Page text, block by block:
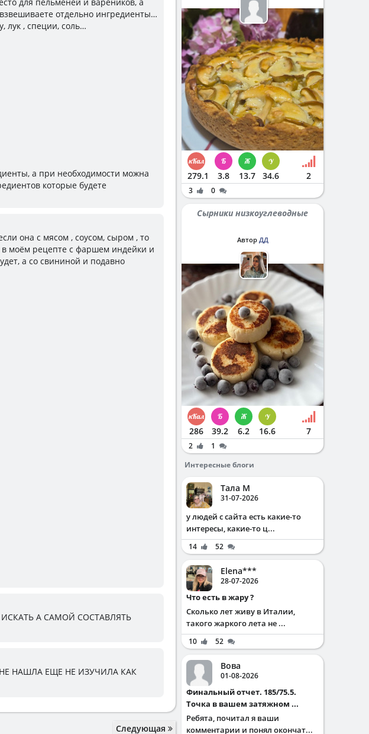
отдельно ингредиенты…
лук , специи, соль…
а при необходимости можна
которые будете
она с мясом , соусом, сыром , то
моём рецепте с фаршем индейки и
а со свининой и подавно
А САМОЙ СОСТАВЛЯТЬ
НАШЛА ЕЩЕ НЕ ИЗУЧИЛА КАК
Следующая
279.1 3.8 13.7 34.6 2
3 0
Сырники низкоуглеводные
Автор ДД
286 39.2 6.2 16.6 7
2
1
Интересные блоги
Тала М
31-07-2026
у людей с сайта есть какие-то
интересы, какие-то ц...
14 52
Elena***
28-07-2026
Что есть в жару ?
Сколько лет живу в Италии,
такого жаркого лета не ...
10 52
Вова
01-08-2026
Финальный отчет. 185/75.5.
Точка в вашем затяжном ...
Ребята, почитал я ваши
комментарии и понял окончат...